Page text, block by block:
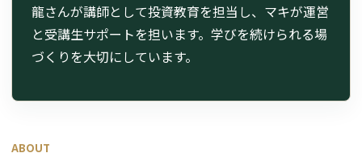
龍さんが講師として投資教育を担当し、マキが運営
と受講生サポートを担います。学びを続けられる場
づくりを大切にしています。
ABOUT